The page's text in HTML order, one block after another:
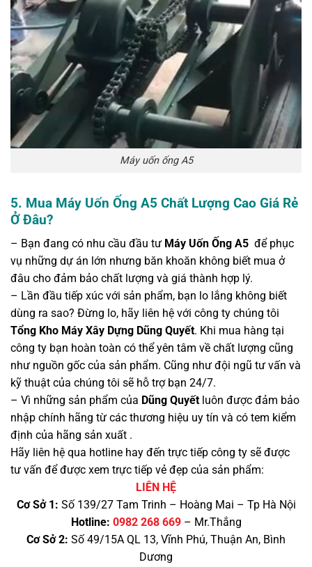
Máy uốn ống A5
5. Mua Máy Uốn Ống A5 Chất Lượng Cao Giá Rẻ
Ở Đâu?
– Bạn đang có nhu cầu đầu tư Máy Uốn Ống A5 để phục
vụ những dự án lớn nhưng băn khoăn không biết mua ở
đâu cho đảm bảo chất lượng và giá thành hợp lý.
– Lần đầu tiếp xúc với sản phẩm, bạn lo lắng không biết
dùng ra sao? Đừng lo, hãy liên hệ với công ty chúng tôi
Tổng Kho Máy Xây Dựng Dũng Quyết. Khi mua hàng tại
công ty bạn hoàn toàn có thể yên tâm về chất lượng cũng
như nguồn gốc của sản phẩm. Cũng như đội ngũ tư vấn và
kỹ thuật của chúng tôi sẽ hỗ trợ bạn 24/7.
– Vì những sản phẩm của Dũng Quyết luôn được đảm bảo
nhập chính hãng từ các thương hiệu uy tín và có tem kiểm
định của hãng sản xuất .
Hãy liên hệ qua hotline hay đến trực tiếp công ty sẽ được
tư vấn để được xem trực tiếp vẻ đẹp của sản phẩm:
LIÊN HỆ
Cơ Sở 1: Số 139/27 Tam Trinh – Hoàng Mai – Tp Hà Nội
Hotline: 0982 268 669– Mr.Thắng
Cơ Sở 2: Số 49/15A QL 13, Vĩnh Phú, Thuận An, Bình
Dương